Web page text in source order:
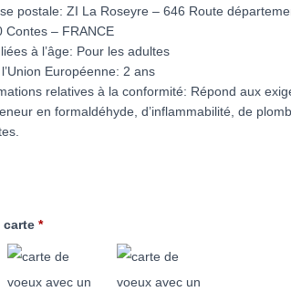
postale: ZI La Roseyre – 646 Route
Contes – FRANCE
à l’âge: Pour les adultes
Européenne: 2 ans
relatives à la conformité: Répond aux
en formaldéhyde, d’inflammabilité, de
carte *